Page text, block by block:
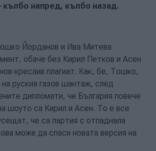
напред, кълбо назад.
Йорданов и Ива Митева
обаче без Кирил Петков и Асен
креслив плагиат. Как, бе, Тошко,
руския газов шантаж, след
дипломати, че България повече
шоуто са Кирил и Асен. То е все
че са партия с отпаднала
може да спаси новата версия на